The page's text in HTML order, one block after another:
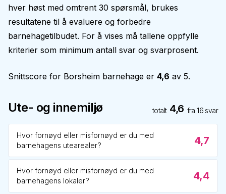
hver høst med omtrent 30 spørsmål, brukes
resultatene til å evaluere og forbedre
barnehagetilbudet. For å vises må tallene oppfylle
kriterier som minimum antall svar og svarprosent.
Snittscore for Borsheim barnehage er 4,6 av 5.
Ute- og innemiljø totalt 4,6 fra16 svar
Hvor fornøyd eller misfornøyd er du med
barnehagens utearealer?
4,7
Hvor fornøyd eller misfornøyd er du med
barnehagens lokaler?
4,4